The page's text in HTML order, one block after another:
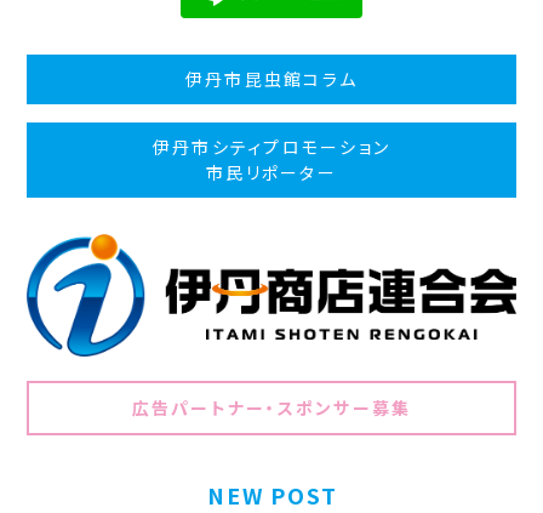
伊丹市昆虫館コラム
伊丹市シティプロモーション
市民リポーター
広告パートナー・スポンサー募集
NEW POST